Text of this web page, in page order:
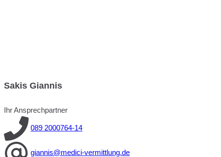
Sakis Giannis
Ihr Ansprechpartner
089 2000764-14
giannis@medici-vermittlung.de